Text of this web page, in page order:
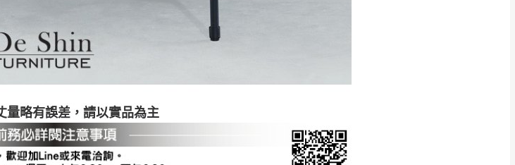
量略有誤差，請以實品為主
區固定每周(三)、(日)兩天收送貨
雄、屏東、宜蘭、 花蓮、台東、金門、馬祖、澎湖地區
電腦螢幕的設定色差或解析度等因素， 與實際商品的顏色、
，請您訂購前詳加確認。(包含商品尺寸
丈量，難免會有些許誤差值(約正負0.5CM) 詳細尺寸以實品
日內通知客服人員(Line@ ID：
素致使之汙損破壞，恕無法辦理退換貨。
天收送貨，敬請見諒！
期，商品使用年限，因客人使用習慣、居家環境不同。若屬人